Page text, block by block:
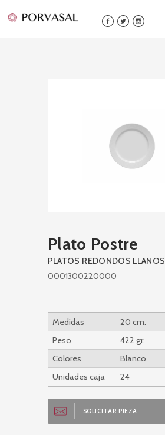
to
Plato Postre
PLATOS REDONDOS LLANOS
0001300220000
Medidas
20 cm.
Peso
422 gr.
Colores
Blanco
Unidades caja
24
SOLICITAR PIEZA